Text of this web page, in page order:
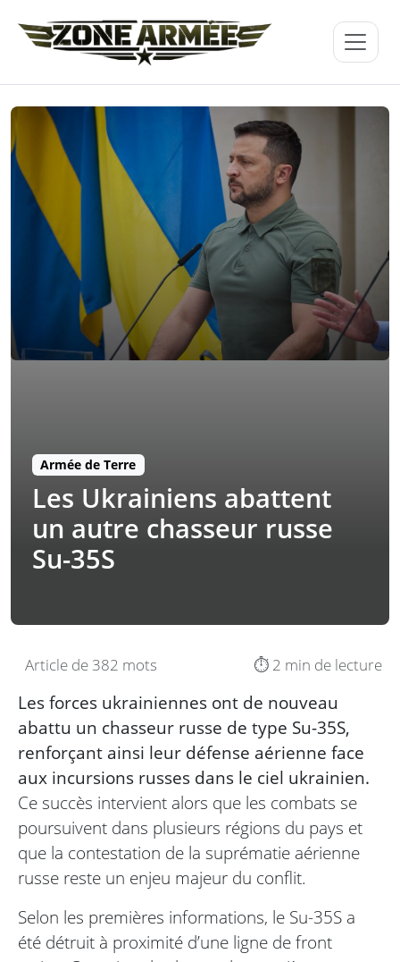
Armée de Terre
Les Ukrainiens abattent
un autre chasseur russe
Su-35S
Article de 382 mots ⏱️ 2 min de lecture
Les forces ukrainiennes ont de nouveau
abattu un chasseur russe de type Su-35S,
renforçant ainsi leur défense aérienne face
aux incursions russes dans le ciel ukrainien.
Ce succès intervient alors que les combats se
poursuivent dans plusieurs régions du pays et
que la contestation de la suprématie aérienne
russe reste un enjeu majeur du conflit.
Selon les premières informations, le Su-35S a
été détruit à proximité d’une ligne de front